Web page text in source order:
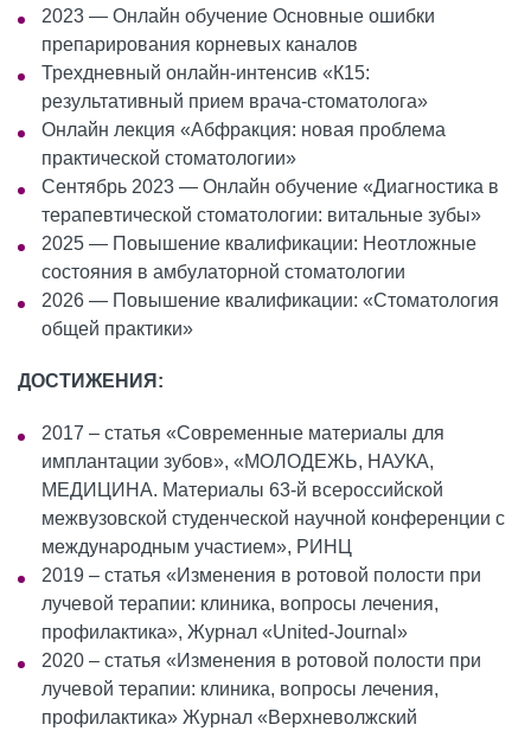
2023 — Онлайн обучение Основные ошибки
препарирования корневых каналов
Трехдневный онлайн-интенсив «К15:
результативный прием врача-стоматолога»
Онлайн лекция «Абфракция: новая проблема
практической стоматологии»
Сентябрь 2023 — Онлайн обучение «Диагностика в
терапевтической стоматологии: витальные зубы»
2025 — Повышение квалификации: Неотложные
состояния в амбулаторной стоматологии
2026 — Повышение квалификации: «Стоматология
общей практики»
ДОСТИЖЕНИЯ:
2017 – статья «Современные материалы для
имплантации зубов», «МОЛОДЕЖЬ, НАУКА,
МЕДИЦИНА. Материалы 63-й всероссийской
межвузовской студенческой научной конференции с
международным участием», РИНЦ
2019 – статья «Изменения в ротовой полости при
лучевой терапии: клиника, вопросы лечения,
профилактика», Журнал «United-Journal»
2020 – статья «Изменения в ротовой полости при
лучевой терапии: клиника, вопросы лечения,
профилактика» Журнал «Верхневолжский